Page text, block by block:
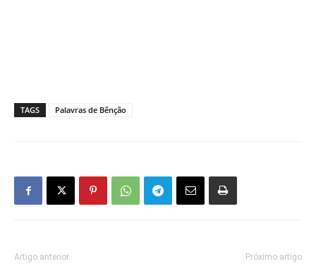
TAGS Palavras de Bênção
Artigo anterior Próximo artigo